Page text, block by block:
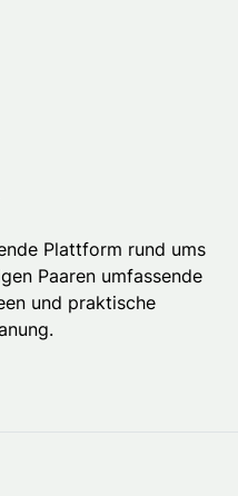
Plattform rund ums
Paaren umfassende
und praktische